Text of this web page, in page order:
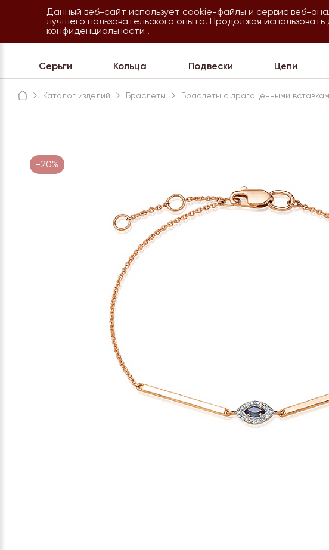
Сочи
8 800 234 35 54
Обратная связь
Серьги Кольца Подвески Цепи
Каталог изделий Браслеты Браслеты с драгоценными
-20%
Данный веб-сайт использует cookie-файлы и сервис веб-
лучшего пользовательского опыта. Продолжая
конфиденциальности .